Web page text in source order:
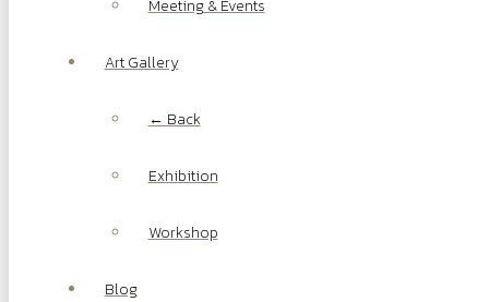
Meeting & Events
Art Gallery
← Back
Exhibition
Workshop
Blog